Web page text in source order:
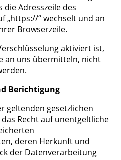
die Adresszeile des
„https://“ wechselt und an
Browserzeile.
aktiviert ist,
an uns übermitteln, nicht
Berichtigung
geltenden gesetzlichen
Recht auf unentgeltliche
deren Herkunft und
der Datenverarbeitung